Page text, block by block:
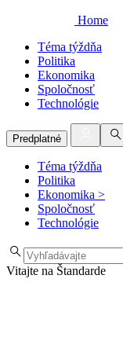
Home
Téma týždňa
Politika
Ekonomika
Spoločnosť
Technológie
Predplatné
Téma týždňa
Politika
Ekonomika >
Spoločnosť
Technológie
Vitajte na Štandarde